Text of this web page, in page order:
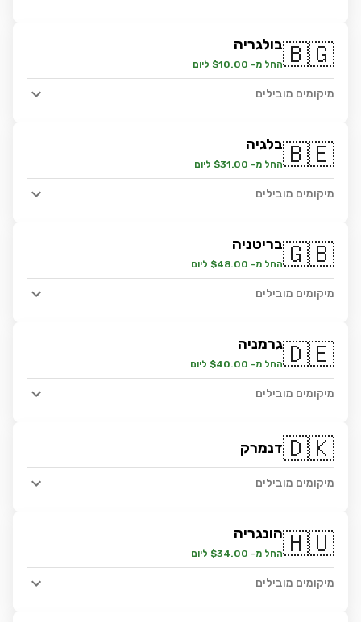
🇧🇬בולגריה
החל מ- $10.00 ליום
מיקומים מובילים
🇧🇪בלגיה
החל מ- $31.00 ליום
מיקומים מובילים
🇬🇧בריטניה
החל מ- $48.00 ליום
מיקומים מובילים
🇩🇪גרמניה
החל מ- $40.00 ליום
מיקומים מובילים
🇩🇰דנמרק
מיקומים מובילים
🇭🇺הונגריה
החל מ- $34.00 ליום
מיקומים מובילים